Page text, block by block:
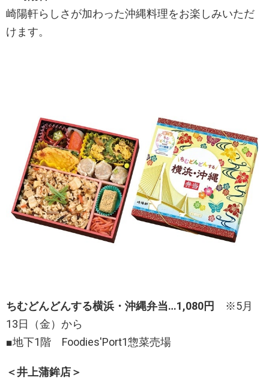
崎陽軒らしさが加わった沖縄料理をお楽しみいただ
けます。
ちむどんどんする横浜・沖縄弁当…1,080円
※5月
13日（金）から
■地下1階 Foodies'Port1惣菜売場
＜井上蒲鉾店＞